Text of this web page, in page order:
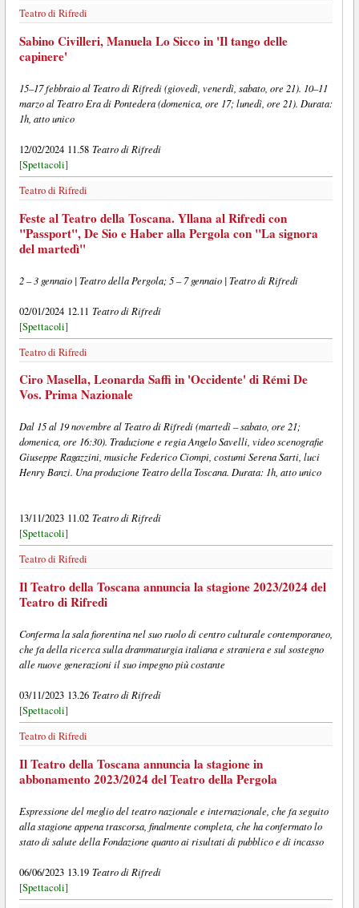
Teatro di Rifredi
Sabino Civilleri, Manuela Lo Sicco in 'Il tango delle
capinere'
15–17 febbraio al Teatro di Rifredi (giovedì, venerdì, sabato, ore 21). 10–11
marzo al Teatro Era di Pontedera (domenica, ore 17; lunedì, ore 21). Durata:
1h, atto unico
12/02/2024 11.58 Teatro di Rifredi
[Spettacoli]
Teatro di Rifredi
Feste al Teatro della Toscana. Yllana al Rifredi con
"Passport", De Sio e Haber alla Pergola con "La signora
del martedì"
2 – 3 gennaio | Teatro della Pergola; 5 – 7 gennaio | Teatro di Rifredi
02/01/2024 12.11 Teatro di Rifredi
[Spettacoli]
Teatro di Rifredi
Ciro Masella, Leonarda Saffi in 'Occidente' di Rémi De
Vos. Prima Nazionale
Dal 15 al 19 novembre al Teatro di Rifredi (martedì – sabato, ore 21;
domenica, ore 16:30). Traduzione e regia Angelo Savelli, video scenografie
Giuseppe Ragazzini, musiche Federico Ciompi, costumi Serena Sarti, luci
Henry Banzi. Una produzione Teatro della Toscana. Durata: 1h, atto unico
13/11/2023 11.02 Teatro di Rifredi
[Spettacoli]
Teatro di Rifredi
Il Teatro della Toscana annuncia la stagione 2023/2024 del
Teatro di Rifredi
Conferma la sala fiorentina nel suo ruolo di centro culturale contemporaneo,
che fa della ricerca sulla drammaturgia italiana e straniera e sul sostegno
alle nuove generazioni il suo impegno più costante
03/11/2023 13.26 Teatro di Rifredi
[Spettacoli]
Teatro di Rifredi
Il Teatro della Toscana annuncia la stagione in
abbonamento 2023/2024 del Teatro della Pergola
Espressione del meglio del teatro nazionale e internazionale, che fa seguito
alla stagione appena trascorsa, finalmente completa, che ha confermato lo
stato di salute della Fondazione quanto ai risultati di pubblico e di incasso
06/06/2023 13.19 Teatro di Rifredi
[Spettacoli]